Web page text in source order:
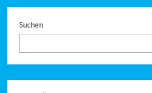
Suchen